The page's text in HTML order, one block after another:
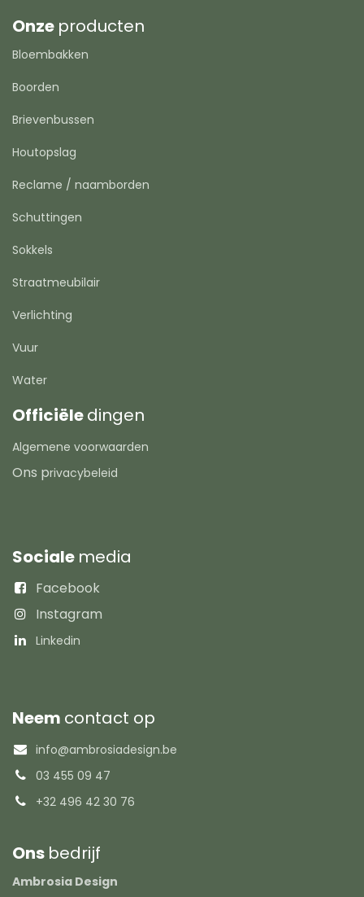
Onze producten
Bloembakken
Boorden
Brievenbussen
Houtopslag
Reclame / naamborden
Schuttingen
Sokkels
Straatmeubilair
Verlichting
Vuur
Water
Officiëledingen
Algemene voorwaarden
Ons privacybeleid
Sociale media
Facebook
Instagram
Linkedin
Neem contact op
info@ambrosiadesign.be
03 455 09 47
+32 496 42 30 76
Ons bedrijf
Ambrosia Design